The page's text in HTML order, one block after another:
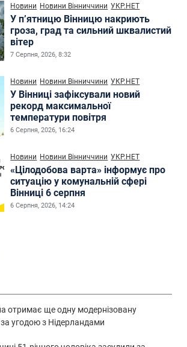
Новини Новини Вінниччини УКР.НЕТ
У п’ятницю Вінницю накриють
гроза, град та сильний шквалистий
вітер
7 Серпня, 2026, 8:32
Новини Новини Вінниччини УКР.НЕТ
У Вінниці зафіксували новий
рекорд максимальної
температури повітря
6 Серпня, 2026, 16:24
Новини Новини Вінниччини УКР.НЕТ
«Цілодобова варта» інформує про
ситуацію у комунальній сфері
Вінниці 6 серпня
6 Серпня, 2026, 14:24
отримає ще одну модернізовану
угодою з Нідерландами